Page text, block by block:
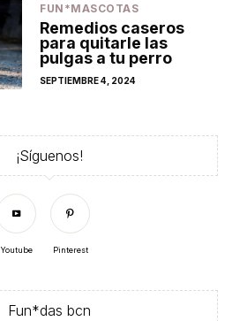
FUN*MASCOTAS
Remedios caseros
para quitarle las
pulgas a tu perro
POSTED
SEPTIEMBRE 4, 2024
¡Síguenos!
Youtube Pinterest
Fun*das bcn